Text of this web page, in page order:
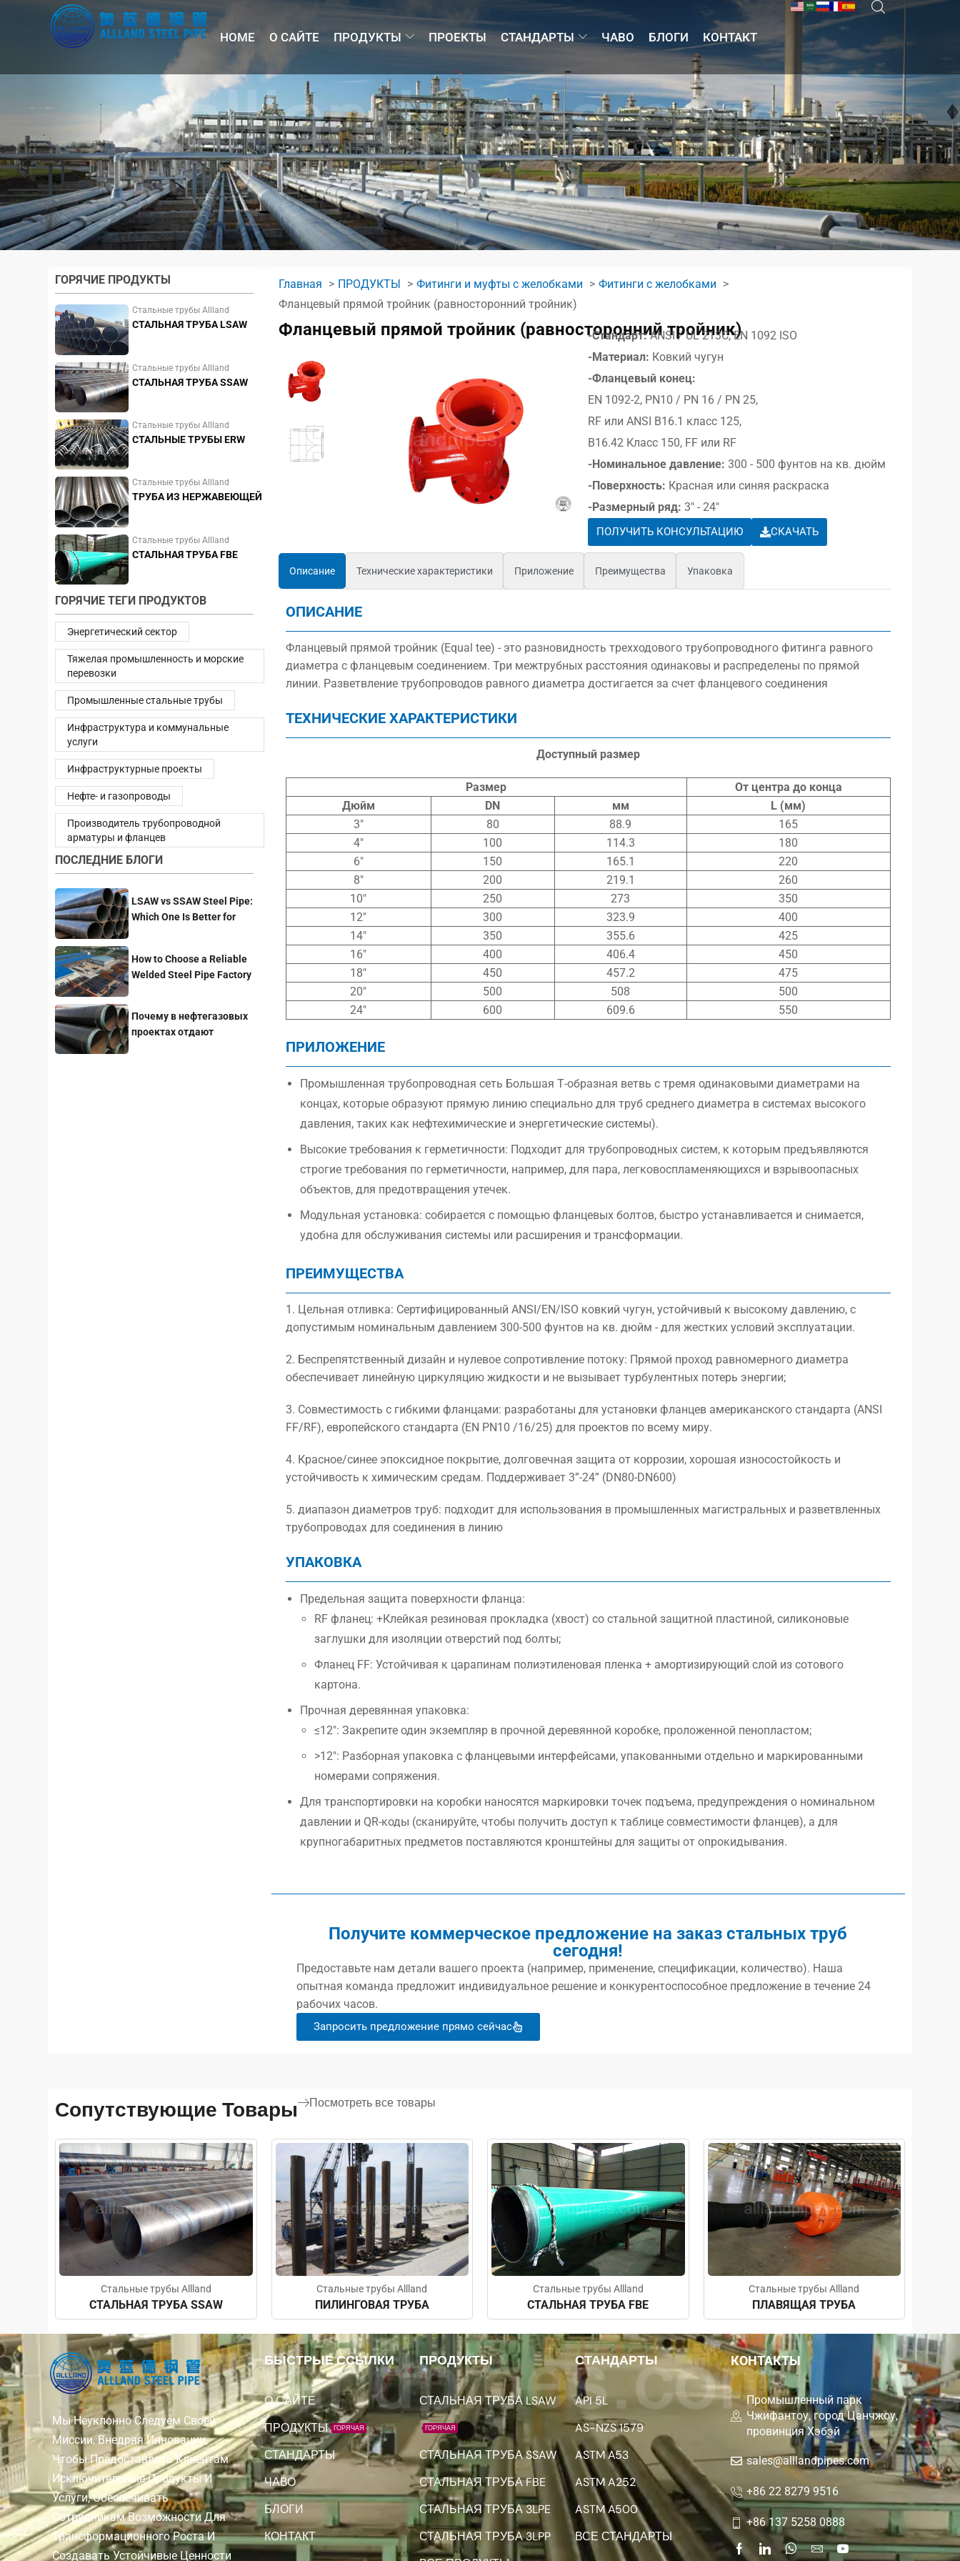
HOME О САЙТЕ ПРОДУКТЫ ПРОЕКТЫ СТАНДАРТЫ ЧАВО БЛОГИ КОНТАКТ
ГОРЯЧИЕ ПРОДУКТЫ
Стальные трубы Allland
СТАЛЬНАЯ ТРУБА LSAW
Стальные трубы Allland
СТАЛЬНАЯ ТРУБА SSAW
Стальные трубы Allland
СТАЛЬНЫЕ ТРУБЫ ERW
Стальные трубы Allland
ТРУБА ИЗ НЕРЖАВЕЮЩЕЙ
Стальные трубы Allland
СТАЛЬНАЯ ТРУБА FBE
ГОРЯЧИЕ ТЕГИ ПРОДУКТОВ
Энергетический сектор
Тяжелая промышленность и морские
перевозки
Промышленные стальные трубы
Инфраструктура и коммунальные
услуги
Инфраструктурные проекты
Нефте- и газопроводы
Производитель трубопроводной
арматуры и фланцев
ПОСЛЕДНИЕ БЛОГИ
LSAW vs SSAW Steel Pipe:
Which One Is Better for
How to Choose a Reliable
Welded Steel Pipe Factory
Почему в нефтегазовых
проектах отдают
Главная ПРОДУКТЫ Фитинги и муфты с желобками
Фитинги с желобками
Фланцевый прямой тройник (равносторонний тройник)
Фланцевый прямой тройник (равносторонний тройник)
-Стандарт:ANSI / UL 213C, EN 1092 ISO
-Материал: Ковкий чугун
-Фланцевый конец:
EN 1092-2, PN10 / PN 16 / PN 25,
RF или ANSI B16.1 класс 125,
B16.42 Класс 150, FF или RF
-Номинальное давление:300 - 500 фунтов на кв. дюйм
-Поверхность: Красная или синяя раскраска
-Размерный ряд: 3″ - 24″
ПОЛУЧИТЬ КОНСУЛЬТАЦИЮ СКАЧАТЬ
Описание Технические характеристики Приложение Преимущества Упаковка
ОПИСАНИЕ
Фланцевый прямой тройник (Equal tee) - это разновидность трехходового трубопроводного фитинга равного
диаметра с фланцевым соединением. Три межтрубных расстояния одинаковы и распределены по прямой
линии. Разветвление трубопроводов равного диаметра достигается за счет фланцевого соединения
ТЕХНИЧЕСКИЕ ХАРАКТЕРИСТИКИ
Доступный размер
Размер
От центра до конца
Дюйм
DN мм
L (мм)
3″
80 88.9
165
4″
100 114.3
180
6″
150 165.1
220
8″
200 219.1
260
10″
250 273
350
12″
300 323.9
400
14″
350 355.6
425
16″
400 406.4
450
18″
450 457.2
475
20″
500 508
500
24″
600 609.6 550
ПРИЛОЖЕНИЕ
Промышленная трубопроводная сеть Большая Т-образная ветвь с тремя одинаковыми диаметрами на
концах, которые образуют прямую линию специально для труб среднего диаметра в системах высокого
давления, таких как нефтехимические и энергетические системы).
Высокие требования к герметичности: Подходит для трубопроводных систем, к которым предъявляются
строгие требования по герметичности, например, для пара, легковоспламеняющихся и взрывоопасных
объектов, для предотвращения утечек.
Модульная установка: собирается с помощью фланцевых болтов, быстро устанавливается и снимается,
удобна для обслуживания системы или расширения и трансформации.
ПРЕИМУЩЕСТВА
1. Цельная отливка: Сертифицированный ANSI/EN/ISO ковкий чугун, устойчивый к высокому давлению, с
допустимым номинальным давлением 300-500 фунтов на кв. дюйм - для жестких условий эксплуатации.
2. Беспрепятственный дизайн и нулевое сопротивление потоку: Прямой проход равномерного диаметра
обеспечивает линейную циркуляцию жидкости и не вызывает турбулентных потерь энергии;
3. Совместимость с гибкими фланцами: разработаны для установки фланцев американского стандарта (ANSI
FF/RF), европейского стандарта (EN PN10 /16/25) для проектов по всему миру.
4. Красное/синее эпоксидное покрытие, долговечная защита от коррозии, хорошая износостойкость и
устойчивость к химическим средам. Поддерживает 3”-24” (DN80-DN600)
5. диапазон диаметров труб: подходит для использования в промышленных магистральных и разветвленных
трубопроводах для соединения в линию
УПАКОВКА
Предельная защита поверхности фланца:
RF фланец: +Клейкая резиновая прокладка (хвост) со стальной защитной пластиной, силиконовые
заглушки для изоляции отверстий под болты;
Фланец FF: Устойчивая к царапинам полиэтиленовая пленка + амортизирующий слой из сотового
картона.
Прочная деревянная упаковка:
≤12″: Закрепите один экземпляр в прочной деревянной коробке, проложенной пенопластом;
>12″: Разборная упаковка с фланцевыми интерфейсами, упакованными отдельно и маркированными
номерами сопряжения.
Для транспортировки на коробки наносятся маркировки точек подъема, предупреждения о номинальном
давлении и QR-коды (сканируйте, чтобы получить доступ к таблице совместимости фланцев), а для
крупногабаритных предметов поставляются кронштейны для защиты от опрокидывания.
Получите коммерческое предложение на заказ стальных труб
сегодня!
Предоставьте нам детали вашего проекта (например, применение, спецификации, количество). Наша
опытная команда предложит индивидуальное решение и конкурентоспособное предложение в течение 24
рабочих часов.
Запросить предложение прямо сейчас
Сопутствующие Товары Посмотреть все товары
Стальные трубы Allland
СТАЛЬНАЯ ТРУБА SSAW
Стальные трубы Allland
ПИЛИНГОВАЯ ТРУБА
Стальные трубы Allland
СТАЛЬНАЯ ТРУБА FBE
Стальные трубы Allland
ПЛАВЯЩАЯ ТРУБА
Мы Неуклонно Следуем Своей
Миссии, Внедряя Инновации,
Чтобы Предоставлять Клиентам
Исключительные Продукты И
Услуги, Обеспечивать
Сотрудникам Возможности Для
Трансформационного Роста И
Создавать Устойчивые Ценности
БЫСТРЫЕ ССЫЛКИ
О САЙТЕ
ПРОДУКТЫ
ГОРЯЧАЯ
СТАНДАРТЫ
ЧАВО
БЛОГИ
КОНТАКТ
ПРОДУКТЫ
СТАЛЬНАЯ ТРУБА LSAW
ГОРЯЧАЯ
СТАЛЬНАЯ ТРУБА SSAW
СТАЛЬНАЯ ТРУБА FBE
СТАЛЬНАЯ ТРУБА 3LPE
СТАЛЬНАЯ ТРУБА 3LPP
СТАНДАРТЫ
API 5L
AS-NZS 1579
ASTM A53
ASTM A252
ASTM A500
ВСЕ СТАНДАРТЫ
КОНТАКТЫ
Промышленный парк
Чжифантоу, город Цанчжоу,
провинция Хэбэй
sales@alllandpipes.com
+86 22 8279 9516
+86 137 5258 0888